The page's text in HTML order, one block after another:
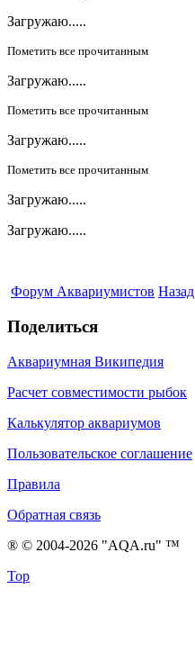
Загружаю.....
Пометить все прочитанным
Загружаю.....
Пометить все прочитанным
Загружаю.....
Пометить все прочитанным
Загружаю.....
Загружаю.....
Форум Аквариумистов Назад
Поделиться
Аквариумная Википедия
Расчет совместимости рыбок
Калькулятор аквариумов
Пользовательское соглашение
Правила
Обратная связь
® © 2004-2026 "AQA.ru" ™
Top